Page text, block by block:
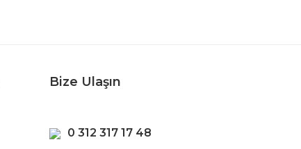
Bize Ulaşın
0 312 317 17 48